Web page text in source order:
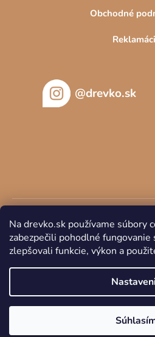
Na drevko.sk používame súbory
zabezpečili pohodlné fungovanie
zlepšovali funkcie, výkon a
Obchodné
@drevko.sk
Vytvoril